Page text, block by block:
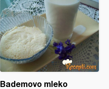
Bademovo mleko